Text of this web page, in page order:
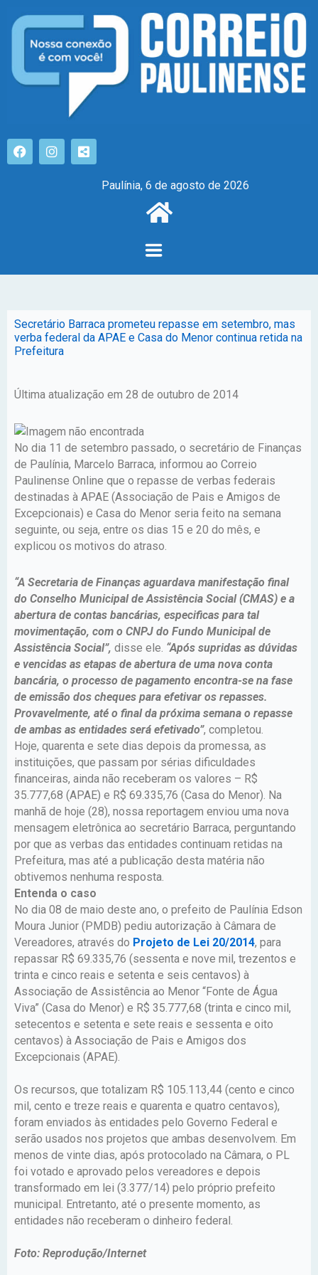
Paulínia, 6 de agosto de 2026
Secretário Barraca prometeu repasse em setembro, mas
verba federal da APAE e Casa do Menor continua retida na
Prefeitura
Última atualização em 28 de outubro de 2014
No dia 11 de setembro passado, o secretário de Finanças
de Paulínia, Marcelo Barraca, informou ao Correio
Paulinense Online que o repasse de verbas federais
destinadas à APAE (Associação de Pais e Amigos de
Excepcionais) e Casa do Menor seria feito na semana
seguinte, ou seja, entre os dias 15 e 20 do mês, e
explicou os motivos do atraso.
“A Secretaria de Finanças aguardava manifestação final
do Conselho Municipal de Assistência Social (CMAS) e a
abertura de contas bancárias, especificas para tal
movimentação, com o CNPJ do Fundo Municipal de
Assistência Social”, disse ele. “Após supridas as dúvidas
e vencidas as etapas de abertura de uma nova conta
bancária, o processo de pagamento encontra-se na fase
de emissão dos cheques para efetivar os repasses.
Provavelmente, até o final da próxima semana o repasse
de ambas as entidades será efetivado”, completou.
Hoje, quarenta e sete dias depois da promessa, as
instituições, que passam por sérias dificuldades
financeiras, ainda não receberam os valores – R$
35.777,68 (APAE) e R$ 69.335,76 (Casa do Menor). Na
manhã de hoje (28), nossa reportagem enviou uma nova
mensagem eletrônica ao secretário Barraca, perguntando
por que as verbas das entidades continuam retidas na
Prefeitura, mas até a publicação desta matéria não
obtivemos nenhuma resposta.
Entenda o caso
No dia 08 de maio deste ano, o prefeito de Paulínia Edson
Moura Junior (PMDB) pediu autorização à Câmara de
Vereadores, através do Projeto de Lei 20/2014, para
repassar R$ 69.335,76 (sessenta e nove mil, trezentos e
trinta e cinco reais e setenta e seis centavos) à
Associação de Assistência ao Menor “Fonte de Água
Viva” (Casa do Menor) e R$ 35.777,68 (trinta e cinco mil,
setecentos e setenta e sete reais e sessenta e oito
centavos) à Associação de Pais e Amigos dos
Excepcionais (APAE).
Os recursos, que totalizam R$ 105.113,44 (cento e cinco
mil, cento e treze reais e quarenta e quatro centavos),
foram enviados às entidades pelo Governo Federal e
serão usados nos projetos que ambas desenvolvem. Em
menos de vinte dias, após protocolado na Câmara, o PL
foi votado e aprovado pelos vereadores e depois
transformado em lei (3.377/14) pelo próprio prefeito
municipal. Entretanto, até o presente momento, as
entidades não receberam o dinheiro federal.
Foto: Reprodução/Internet